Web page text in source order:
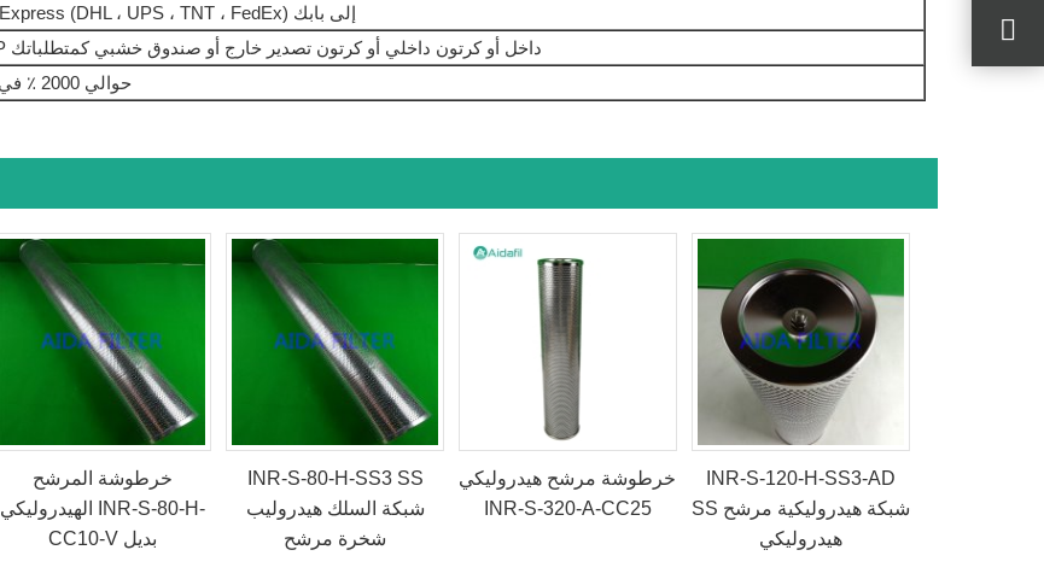
بواسطة Express (DHL ، UPS ، TNT ، FedEx) إلى بابك
حقيبة PP داخل أو كرتون داخلي أو كرتون تصدير خارج أو صندوق خشبي كمتطلباتك
خرطوشة المرشح
الهيدروليكي INR-S-80-H-
CC10-V بديل
INR-S-80-H-SS3 SS
شبكة السلك هيدروليب
شخرة مرشح
خرطوشة مرشح هيدروليكي
INR-S-320-A-CC25
INR-S-120-H-SS3-AD
SS شبكة هيدروليكية مرشح
هيدروليكي